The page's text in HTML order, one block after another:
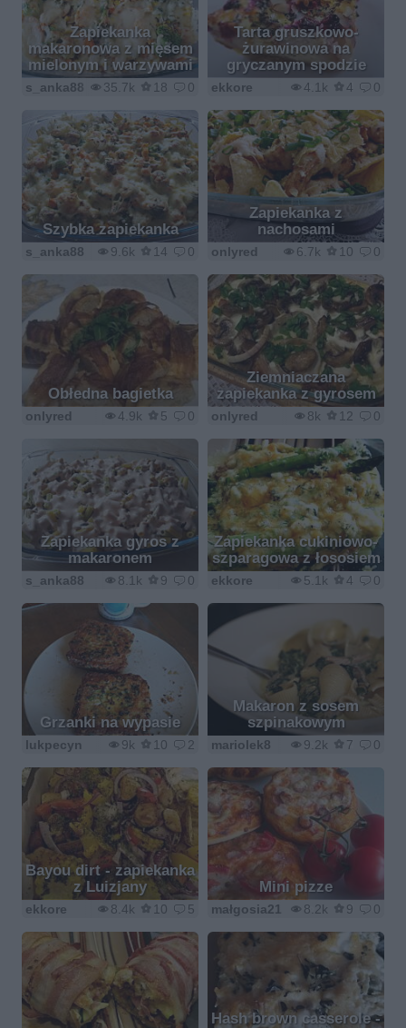
Zapiekanka
makaronowa z mięsem
mielonym i warzywami
35.7k 18 0
s_anka88
Tarta gruszkowo-
żurawinowa na
gryczanym spodzie
4.1k 4 0
ekkore
Szybka zapiekanka
9.6k 14 0
s_anka88
Zapiekanka z
nachosami
6.7k 10 0
onlyred
Obłedna bagietka
4.9k 5 0
onlyred
Ziemniaczana
zapiekanka z gyrosem
8k 12 0
onlyred
Zapiekanka gyros z
makaronem
8.1k 9 0
s_anka88
Zapiekanka cukiniowo-
szparagowa z łososiem
5.1k 4 0
ekkore
Grzanki na wypasie
9k 10 2
lukpecyn
Makaron z sosem
szpinakowym
9.2k 7 0
mariolek8
Bayou dirt - zapiekanka
z Luizjany
8.4k 10 5
ekkore
Mini pizze
8.2k 9 0
małgosia21
Hash brown casserole -